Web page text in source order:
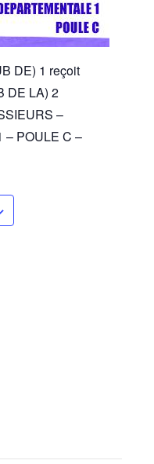
DE) 1 reçoit
DE LA) 2
–
– POULE C –